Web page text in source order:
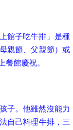
館子吃牛排」是種
親節、父親節）或
餐館慶祝。
子。他雖然沒能力
自己料理牛排，三